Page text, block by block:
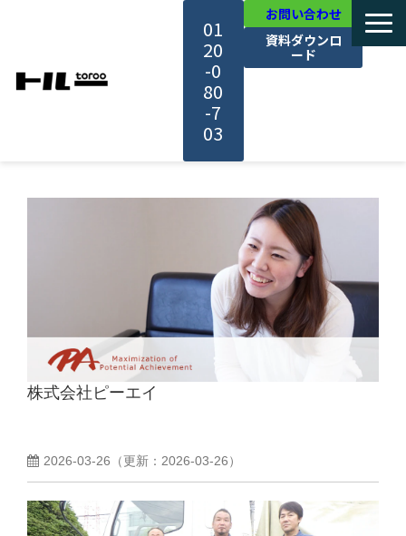
01
20
-0
80
-7
03
お問い合わせ
資料ダウンロ
ード
料金・プラン
セミナー一覧
採用ノウハウ
株式会社ピーエイ
2026-03-26 （更新： 2026-03-26）